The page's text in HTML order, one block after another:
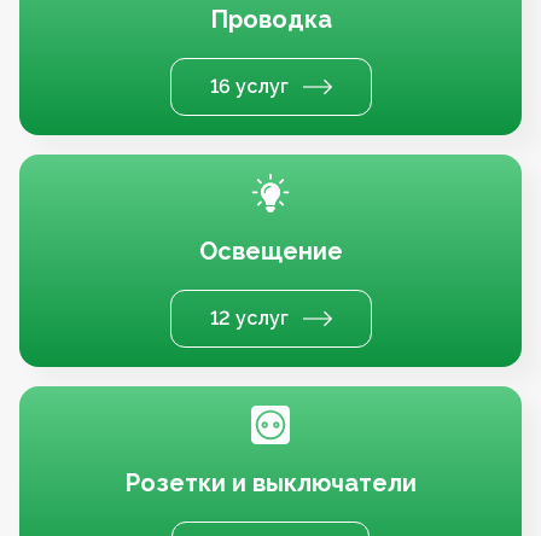
Проводка
16 услуг
Освещение
12 услуг
Розетки и выключатели